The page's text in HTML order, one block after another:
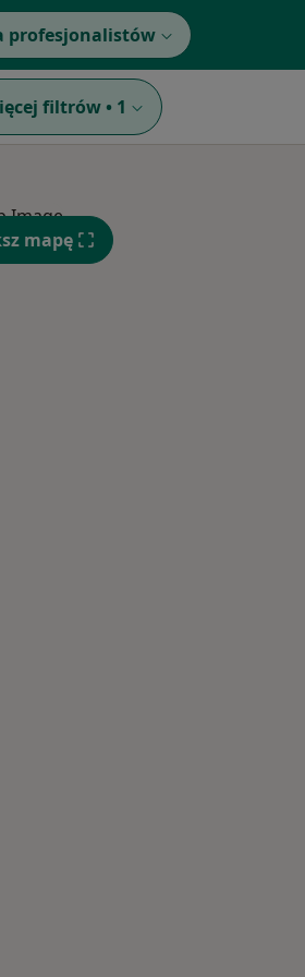
profesjonalistów
filtrów • 1
mapę